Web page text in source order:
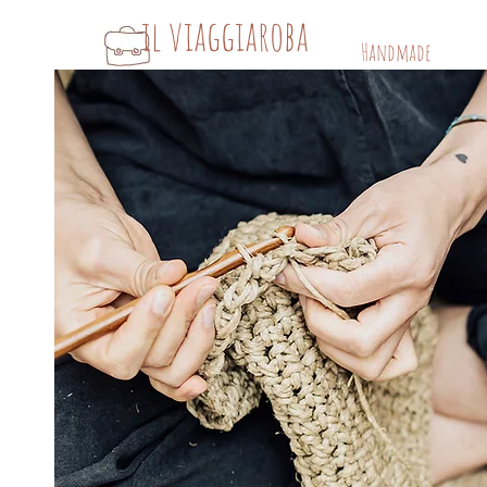
il viaggiaroba Handmade